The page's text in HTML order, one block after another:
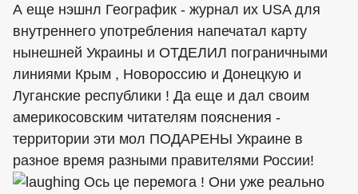
А еще нэшнл Географик - журнал их USA для
внутреннего употребления напечатал карту
нынешней Украины и ОТДЕЛИЛ пограничными
линиями Крым , Новороссию и Донецкую и
Луганские республики ! Да еще и дал своим
америкосовским читателям пояснения -
территории эти мол ПОДАРЕНЫ Украине в
разное время разными правителями России!
Ось це перемога ! Они уже реально